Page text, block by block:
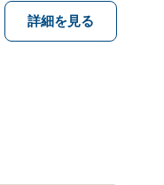
詳細を見る